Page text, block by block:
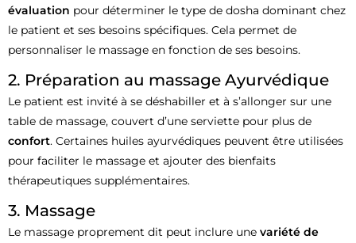
évaluation pour déterminer le type de dosha dominant chez
le patient et ses besoins spécifiques. Cela permet de
personnaliser le massage en fonction de ses besoins.
2. Préparation au massage Ayurvédique
Le patient est invité à se déshabiller et à s’allonger sur une
table de massage, couvert d’une serviette pour plus de
confort. Certaines huiles ayurvédiques peuvent être utilisées
pour faciliter le massage et ajouter des bienfaits
thérapeutiques supplémentaires.
3. Massage
Le massage proprement dit peut inclure une variété de